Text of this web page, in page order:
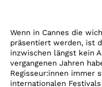
Wenn in Cannes die
präsentiert werden, ist
inzwischen längst kein
vergangenen Jahren
Regisseur:innen immer
internationalen